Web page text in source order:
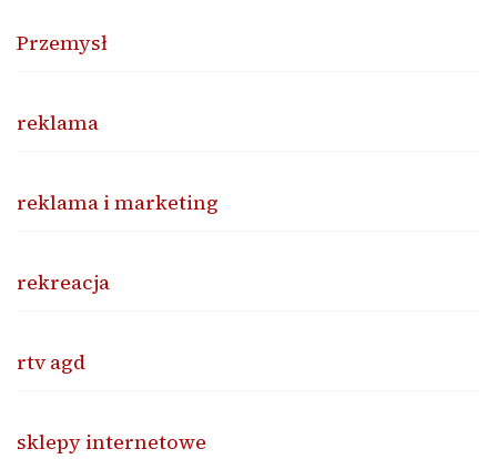
Przemysł
reklama
reklama i marketing
rekreacja
rtv agd
sklepy internetowe